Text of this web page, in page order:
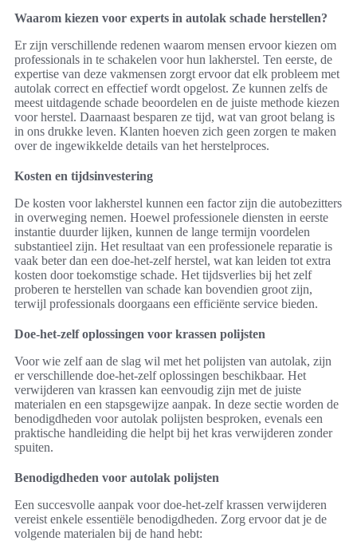
Waarom kiezen voor experts in autolak schade herstellen?
Er zijn verschillende redenen waarom mensen ervoor kiezen om
professionals in te schakelen voor hun lakherstel. Ten eerste, de
expertise van deze vakmensen zorgt ervoor dat elk probleem met
autolak correct en effectief wordt opgelost. Ze kunnen zelfs de
meest uitdagende schade beoordelen en de juiste methode kiezen
voor herstel. Daarnaast besparen ze tijd, wat van groot belang is
in ons drukke leven. Klanten hoeven zich geen zorgen te maken
over de ingewikkelde details van het herstelproces.
Kosten en tijdsinvestering
De kosten voor lakherstel kunnen een factor zijn die autobezitters
in overweging nemen. Hoewel professionele diensten in eerste
instantie duurder lijken, kunnen de lange termijn voordelen
substantieel zijn. Het resultaat van een professionele reparatie is
vaak beter dan een doe-het-zelf herstel, wat kan leiden tot extra
kosten door toekomstige schade. Het tijdsverlies bij het zelf
proberen te herstellen van schade kan bovendien groot zijn,
terwijl professionals doorgaans een efficiënte service bieden.
Doe-het-zelf oplossingen voor krassen polijsten
Voor wie zelf aan de slag wil met het polijsten van autolak, zijn
er verschillende doe-het-zelf oplossingen beschikbaar. Het
verwijderen van krassen kan eenvoudig zijn met de juiste
materialen en een stapsgewijze aanpak. In deze sectie worden de
benodigdheden voor autolak polijsten besproken, evenals een
praktische handleiding die helpt bij het kras verwijderen zonder
spuiten.
Benodigdheden voor autolak polijsten
Een succesvolle aanpak voor doe-het-zelf krassen verwijderen
vereist enkele essentiële benodigdheden. Zorg ervoor dat je de
volgende materialen bij de hand hebt: